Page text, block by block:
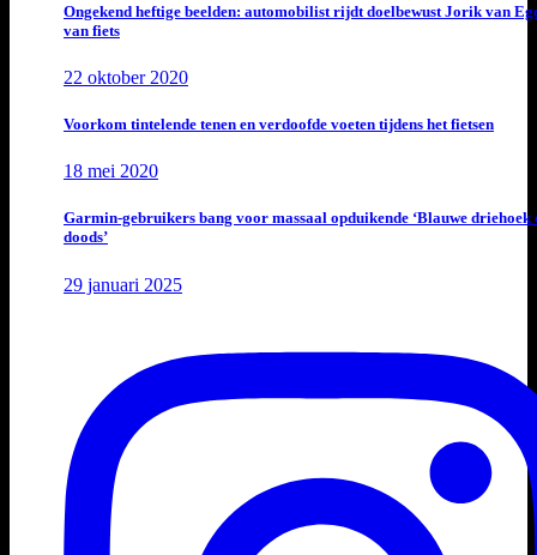
Ongekend heftige beelden: automobilist rijdt doelbewust Jorik van
van fiets
22 oktober 2020
Voorkom tintelende tenen en verdoofde voeten tijdens het fietsen
18 mei 2020
Garmin-gebruikers bang voor massaal opduikende ‘Blauwe driehoek
doods’
29 januari 2025